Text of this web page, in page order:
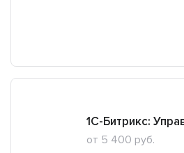
1С-Битрикс:
от 5 400 руб.